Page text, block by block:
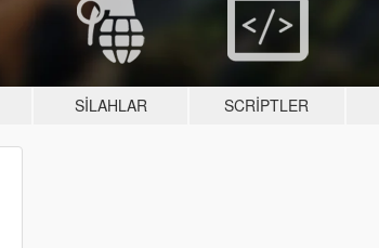
SILAHLAR SCRIPTLER